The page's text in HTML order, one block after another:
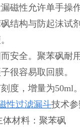
磁性允许单手操
结构与防起沫试
安全。聚苯砜耐
很容易取回膜。
度，增量为50ml
性过滤漏斗技术
体材料：聚苯砜